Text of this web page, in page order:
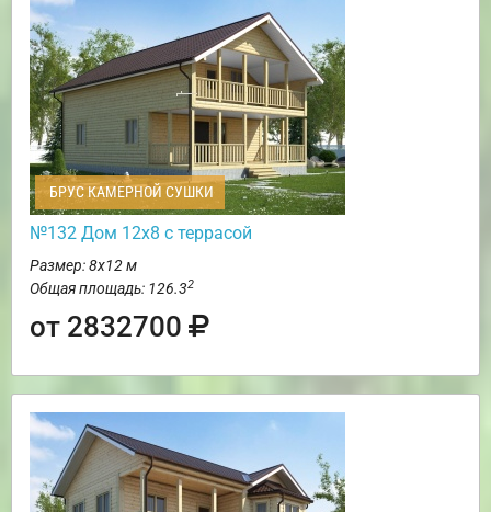
БРУС КАМЕРНОЙ СУШКИ
№132 Дом 12х8 с террасой
Размер: 8х12 м
Общая площадь: 126.32
от 2832700